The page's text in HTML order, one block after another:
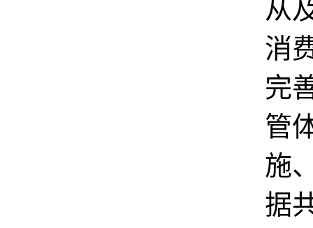
从
消
完
管
施
据